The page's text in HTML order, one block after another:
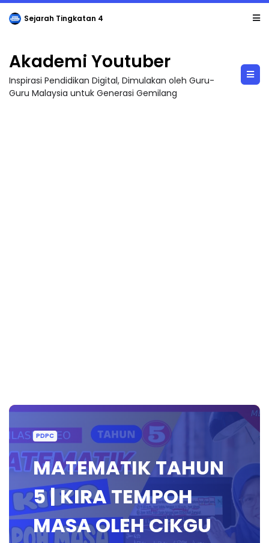
Sejarah Tingkatan 4
Akademi Youtuber
Inspirasi Pendidikan Digital, Dimulakan oleh Guru-
Guru Malaysia untuk Generasi Gemilang
PDPC
MATEMATIK TAHUN
5 | KIRA TEMPOH
MASA OLEH CIKGU